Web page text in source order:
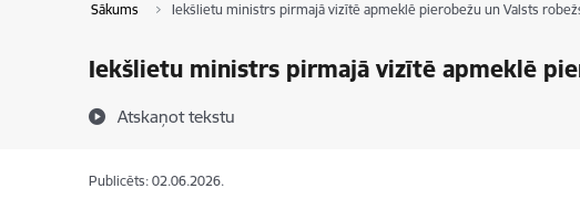
Sākums Iekšlietu ministrs pirmajā vizītē apmeklē pierobežu un Valsts
Iekšlietu ministrs pirmajā vizītē apmeklē
Atskaņot tekstu
Publicēts: 02.06.2026.